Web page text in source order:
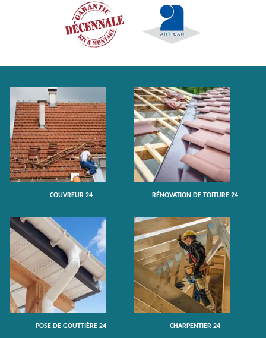
COUVREUR 24 RÉNOVATION DE TOITURE 24
POSE DE GOUTTIÈRE 24 CHARPENTIER 24